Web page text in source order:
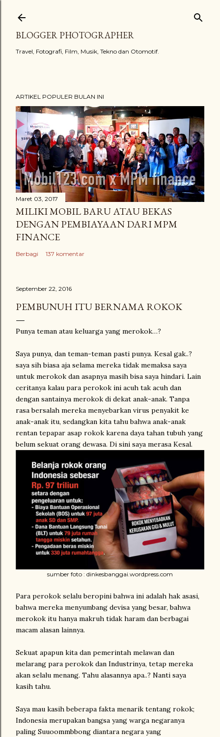
BLOGGER PHOTOGRAPHER
Travel, Fotografi, Film, Musik, Tekno dan Otomotif.
ARTIKEL POPULER BULAN INI
Maret 03, 2017
MILIKI MOBIL BARU ATAU BEKAS
DENGAN PEMBIAYAAN DARI MPM
FINANCE
Berbagi 137 komentar
September 22, 2016
PEMBUNUH ITU BERNAMA ROKOK
Punya teman atau keluarga yang merokok…?
Saya punya, dan teman-teman pasti punya. Kesal gak..?
saya sih biasa aja selama mereka tidak memaksa saya
untuk merokok dan asapnya masih bisa saya hindari. Lain
ceritanya kalau para perokok ini acuh tak acuh dan
dengan santainya merokok di dekat anak-anak. Tanpa
rasa bersalah mereka menyebarkan virus penyakit ke
anak-anak itu, sedangkan kita tahu bahwa anak-anak
rentan tepapar asap rokok karena daya tahan tubuh yang
belum sekuat orang dewasa. Di sini saya merasa Kesal.
sumber foto : dinkesbanggai.wordpress.com
Para perokok selalu beropini bahwa ini adalah hak asasi,
bahwa mereka menyumbang devisa yang besar, bahwa
merokok itu hanya makruh tidak haram dan berbagai
macam alasan lainnya.
Sekuat apapun kita dan pemerintah melawan dan
melarang para perokok dan Industrinya, tetap mereka
akan selalu menang. Tahu alasannya apa..? Nanti saya
kasih tahu.
Saya mau kasih beberapa fakta menarik tentang rokok;
Indonesia merupakan bangsa yang warga negaranya
paling Suuoommbbong diantara negara yang